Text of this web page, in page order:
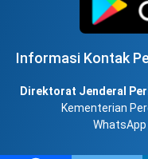
Informasi Kontak
Direktorat Jenderal
Kementerian
WhatsApp